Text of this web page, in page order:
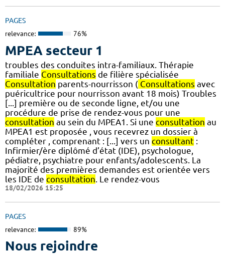
PAGES
relevance: 76%
MPEA secteur 1
troubles des conduites intra-familiaux. Thérapie
familiale Consultations de filière spécialisée
Consultation parents-nourrisson ( Consultations avec
puéricultrice pour nourrisson avant 18 mois) Troubles
[...] première ou de seconde ligne, et/ou une
procédure de prise de rendez-vous pour une
consultation au sein du MPEA1. Si une consultation au
MPEA1 est proposée , vous recevrez un dossier à
compléter , comprenant : [...] vers un consultant :
Infirmier/ère diplômé d’état (IDE), psychologue,
pédiatre, psychiatre pour enfants/adolescents. La
majorité des premières demandes est orientée vers
les IDE de consultation . Le rendez-vous
18/02/2026 15:25
PAGES
relevance: 89%
Nous rejoindre